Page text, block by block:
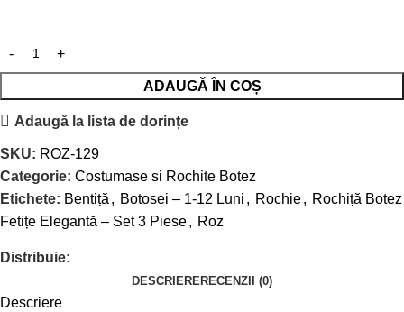
ADAUGĂ ÎN COȘ
Adaugă la lista de dorințe
SKU: ROZ-129
Categorie: Costumase si Rochite Botez
Etichete: Bentiță , Botosei – 1-12 Luni , Rochie, Rochiță Botez
Fetițe Elegantă – Set 3 Piese, Roz
Distribuie:
DESCRIERERECENZII (0)
Descriere